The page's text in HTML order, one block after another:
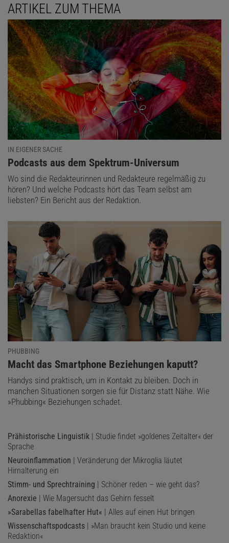
ARTIKEL ZUM THEMA
IN EIGENER SACHE
:
Podcasts aus dem Spektrum-Universum
Wo sind die Redakteurinnen und Redakteure regelmäßig zu
hören? Und welche Podcasts hört das Team selbst am
liebsten? Ein Bericht aus der Redaktion.
PHUBBING
:
Macht das Smartphone Beziehungen kaputt?
Handys sind praktisch, um in Kontakt zu bleiben. Doch in
manchen Situationen sorgen sie für Distanz statt Nähe. Wie
»Phubbing« Beziehungen schadet.
Prähistorische Linguistik | Studie findet »goldenes Zeitalter« der
Sprache
Neuroinflammation | Veränderung der Mikroglia läutet
Hirnalterung ein
Stimm- und Sprechtraining | Schöner reden – wie geht das?
Anorexie | Wie Magersucht das Gehirn fesselt
»Sarabellas fabelhafter Hut« | Alles auf einen Hut bringen
Wissenschaftspodcasts | »Man braucht kein Studio und keine
Redaktion«